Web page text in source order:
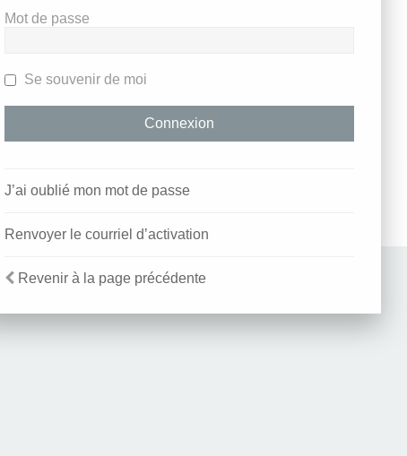
Mot de passe
Se souvenir de moi
J’ai oublié mon mot de passe
Renvoyer le courriel d’activation
Revenir à la page précédente